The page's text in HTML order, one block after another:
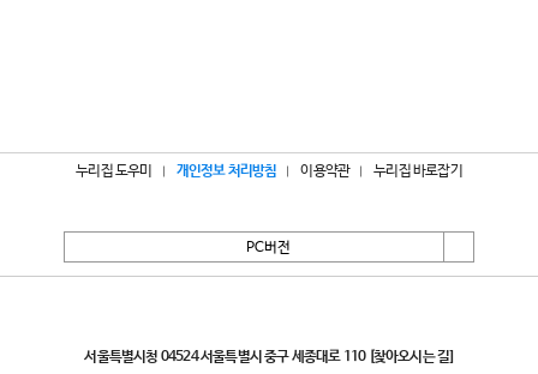
누리집 도우미 개인정보 처리방침 이용약관 누리집 바로잡기
PC버전
서울특별시청 04524 서울특별시 중구 세종대로 110 [찾아오시는 길]